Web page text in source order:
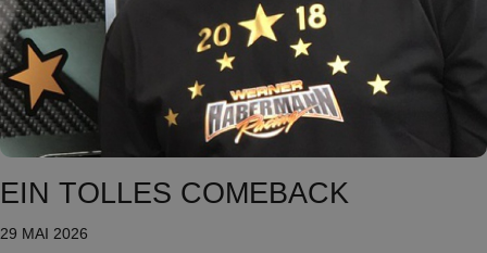
EIN TOLLES COMEBACK
29 MAI 2026